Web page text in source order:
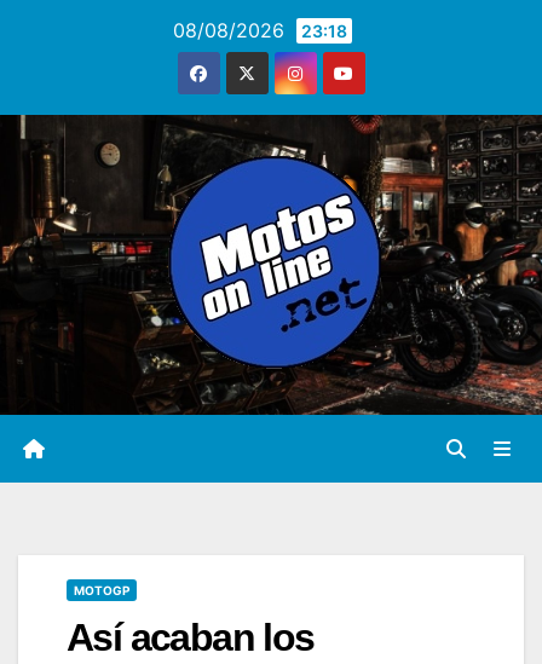
08/08/2026 23:18
MOTOGP
Así acaban los